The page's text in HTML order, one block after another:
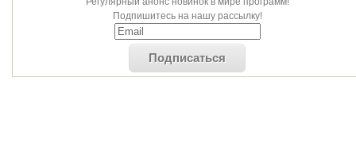
Подпишитесь на нашу рассылку!
Подписаться